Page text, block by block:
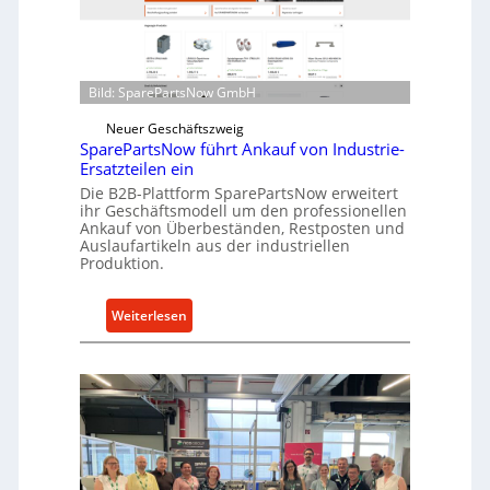
d
i
r
t
e
A
n
t
i
e
b
e
n
t
w
i
c
k
e
l
t
-
l
a
t
f
Bild: SparePartsNow GmbH
Neuer Geschäftszweig
SparePartsNow führt Ankauf von Industrie-
Ersatzteilen ein
Die B2B-Plattform SparePartsNow erweitert
ihr Geschäftsmodell um den professionellen
Ankauf von Überbeständen, Restposten und
Auslaufartikeln aus der industriellen
Produktion.
Weiterlesen
S
a
r
e
P
a